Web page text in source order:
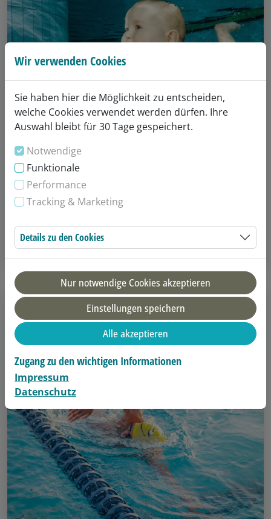
10er Tageskarte Freibad
Details anzeigen
Wir verwenden Cookies
Sie haben hier die Möglichkeit zu entscheiden,
welche Cookies verwendet werden dürfen. Ihre
Auswahl bleibt für 30 Tage gespeichert.
Notwendige
Funktionale
Performance
Tracking & Marketing
Details zu den Cookies
Nur notwendige Cookies akzeptieren
Einstellungen speichern
Alle akzeptieren
Zugang zu den wichtigen Informationen
Impressum
Datenschutz